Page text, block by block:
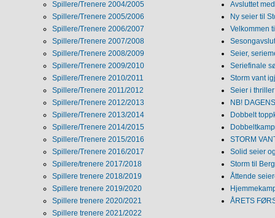
Spillere/Trenere 2004/2005
Spillere/Trenere 2005/2006
Spillere/Trenere 2006/2007
Spillere/Trenere 2007/2008
Spillere/Trenere 2008/2009
Spillere/Trenere 2009/2010
Spillere/Trenere 2010/2011
Spillere/Trenere 2011/2012
Spillere/Trenere 2012/2013
Spillere/Trenere 2013/2014
Spillere/Trenere 2014/2015
Spillere/Trenere 2015/2016
Spillere/Trenere 2016/2017
Spillere/trenere 2017/2018
Spillere trenere 2018/2019
Spillere trenere 2019/2020
Spillere trenere 2020/2021
Spillere trenere 2021/2022
Avsluttet
Ny seier til
Velkommen
Seier,
Seriefinale
Storm vant
Seier i
NB!
Dobbelt
STORM
Solid seier
Storm til
Åttende
ÅRETS